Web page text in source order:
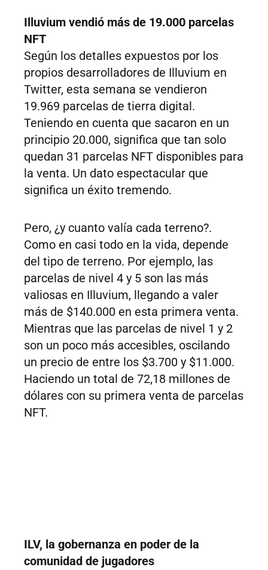
Illuvium vendió más de 19.000 parcelas
NFT
Según los detalles expuestos por los
propios desarrolladores de Illuvium en
Twitter, esta semana se vendieron
19.969 parcelas de tierra digital.
Teniendo en cuenta que sacaron en un
principio 20.000, significa que tan solo
quedan 31 parcelas NFT disponibles para
la venta. Un dato espectacular que
significa un éxito tremendo.
Pero, ¿y cuanto valía cada terreno?.
Como en casi todo en la vida, depende
del tipo de terreno. Por ejemplo, las
parcelas de nivel 4 y 5 son las más
valiosas en Illuvium, llegando a valer
más de $140.000 en esta primera venta.
Mientras que las parcelas de nivel 1 y 2
son un poco más accesibles, oscilando
un precio de entre los $3.700 y $11.000.
Haciendo un total de 72,18 millones de
dólares con su primera venta de parcelas
NFT.
ILV, la gobernanza en poder de la
comunidad de jugadores